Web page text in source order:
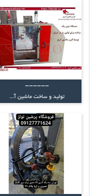
------
تولید و ساخت ماشین آ...